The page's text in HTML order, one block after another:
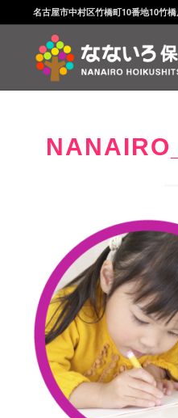
名古屋市中村区竹橋町10番地10竹